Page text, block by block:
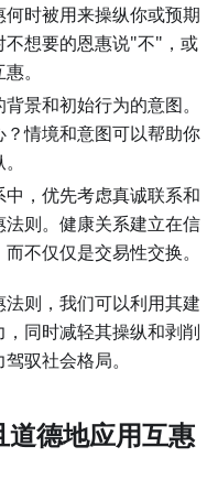
何时被用来操纵你或预期
想要的恩惠说"不"，或
。
背景和初始行为的意图。
情境和意图可以帮助你
，优先考虑真诚联系和
则。健康关系建立在信
不仅仅是交易性交换。
则，我们可以利用其建
同时减轻其操纵和剥削
驭社会格局。
德地应用互惠